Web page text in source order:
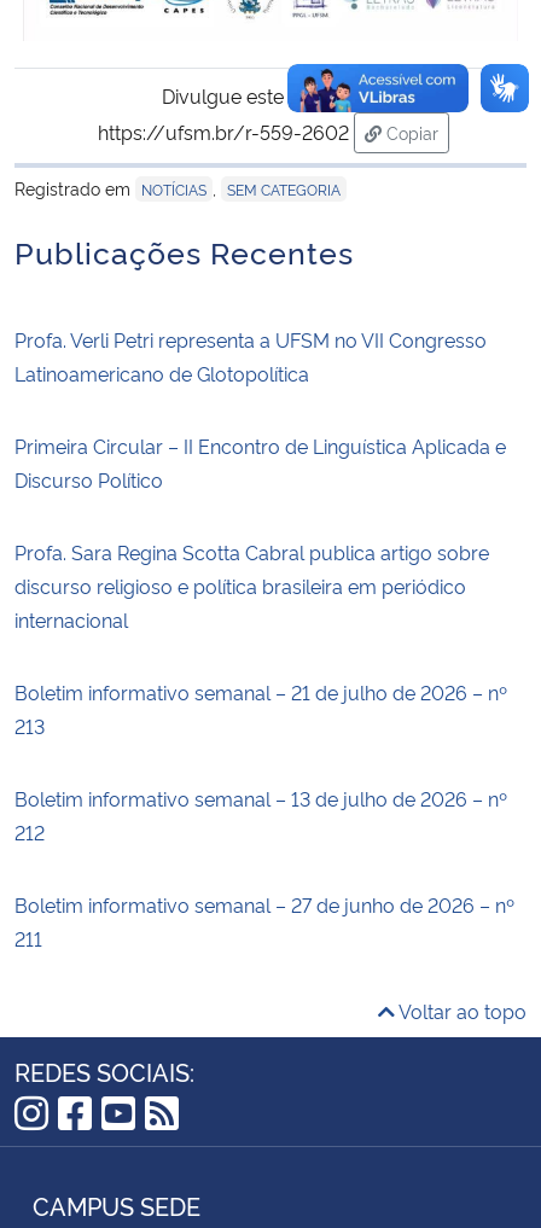
Divulgue este conteúdo:
https://ufsm.br/r-559-2602
Copiar
para área de
Registrado em
NOTÍCIAS SEM CATEGORIA
Publicações Recentes
Profa. Verli Petri representa a UFSM no VII Congresso
Latinoamericano de Glotopolítica
Primeira Circular – II Encontro de Linguística Aplicada e
Discurso Político
Profa. Sara Regina Scotta Cabral publica artigo sobre
discurso religioso e política brasileira em periódico
internacional
Boletim informativo semanal – 21 de julho de 2026 – nº
213
Boletim informativo semanal – 13 de julho de 2026 – nº
212
Boletim informativo semanal – 27 de junho de 2026 – nº
211
Voltar ao topo
REDES SOCIAIS:
Instagram
Facebook
YouTube
RSS
CAMPUS SEDE